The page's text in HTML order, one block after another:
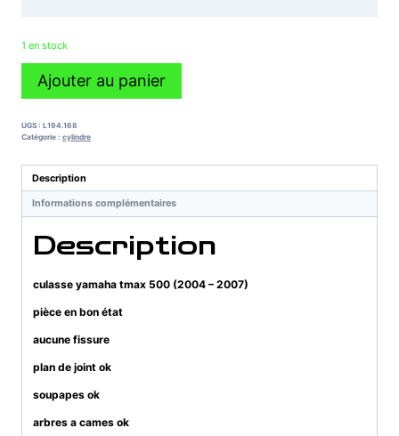
1 en stock
quantité
yamaha
tmax
(2004
-
2007)
Ajouter au panier
UGS : L194.168
Catégorie : cylindre
Description
Informations complémentaires
Description
culasse yamaha tmax 500 (2004 – 2007)
pièce en bon état
aucune fissure
plan de joint ok
soupapes ok
arbres a cames ok